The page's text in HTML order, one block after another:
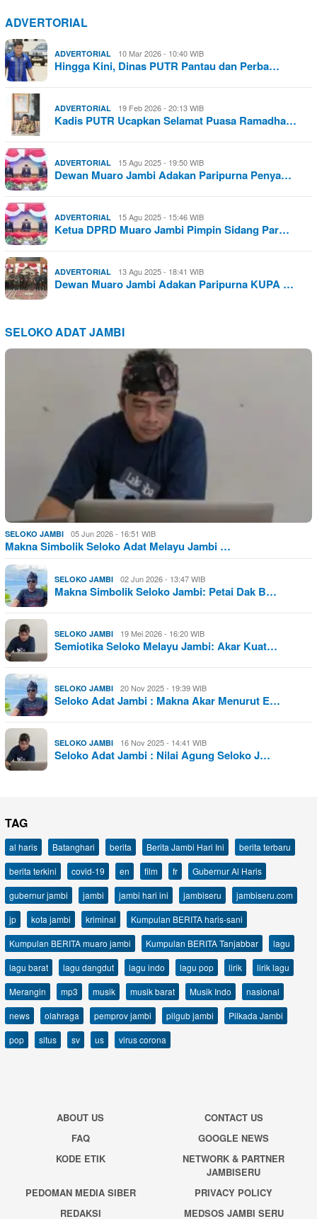
ADVERTORIAL
ADVERTORIAL 10 Mar 2026 - 10:40 WIB
Hingga Kini, Dinas PUTR Pantau dan Perba…
ADVERTORIAL 19 Feb 2026 - 20:13 WIB
Kadis PUTR Ucapkan Selamat Puasa Ramadha…
ADVERTORIAL 15 Agu 2025 - 19:50 WIB
Dewan Muaro Jambi Adakan Paripurna Penya…
ADVERTORIAL 15 Agu 2025 - 15:46 WIB
Ketua DPRD Muaro Jambi Pimpin Sidang Par…
ADVERTORIAL 13 Agu 2025 - 18:41 WIB
Dewan Muaro Jambi Adakan Paripurna KUPA …
SELOKO ADAT JAMBI
SELOKO JAMBI 05 Jun 2026 - 16:51 WIB
Makna Simbolik Seloko Adat Melayu Jambi …
SELOKO JAMBI 02 Jun 2026 - 13:47 WIB
Makna Simbolik Seloko Jambi: Petai Dak B…
SELOKO JAMBI 19 Mei 2026 - 16:20 WIB
Semiotika Seloko Melayu Jambi: Akar Kuat…
SELOKO JAMBI 20 Nov 2025 - 19:39 WIB
Seloko Adat Jambi : Makna Akar Menurut E…
SELOKO JAMBI 16 Nov 2025 - 14:41 WIB
Seloko Adat Jambi : Nilai Agung Seloko J…
TAG
al haris Batanghari berita Berita Jambi Hari Ini
berita terbaru
berita terkini
covid-19 en film fr
Gubernur Al Haris
gubernur jambi
jambi jambi hari ini jambiseru
jambiseru.com
jp
kota jambi kriminal
Kumpulan BERITA haris-sani
Kumpulan BERITA muaro jambi
Kumpulan BERITA Tanjabbar
lagu
lagu barat
lagu dangdut lagu indo lagu pop lirik
lirik lagu
Merangin
mp3 musik musik barat Musik Indo
nasional
news
olahraga pemprov jambi pilgub jambi
Pilkada Jambi
pop
situs sv us virus corona
ABOUT US
CONTACT US
FAQ
GOOGLE NEWS
KODE ETIK
NETWORK & PARTNER
JAMBISERU
PEDOMAN MEDIA SIBER
PRIVACY POLICY
REDAKSI
MEDSOS JAMBI SERU